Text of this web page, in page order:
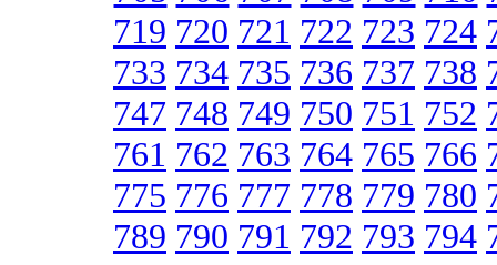
719 720 721 722 723 724
733 734 735 736 737 738
747 748 749 750 751 752
761 762 763 764 765 766
775 776 777 778 779 780
789 790 791 792 793 794